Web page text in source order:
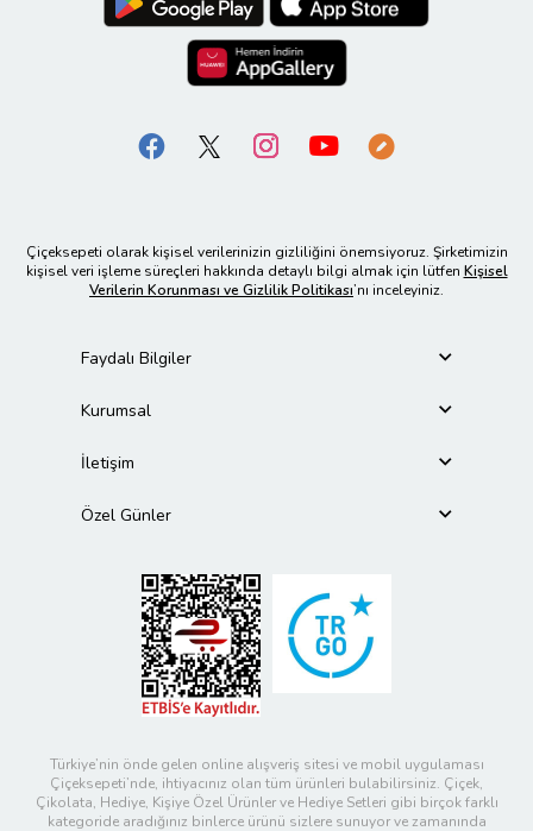
Çiçeksepeti olarak kişisel verilerinizin gizliliğini önemsiyoruz. Şirketimizin
kişisel veri işleme süreçleri hakkında detaylı bilgi almak için lütfen Kişisel
Verilerin Korunması ve Gizlilik Politikası’nı inceleyiniz.
Faydalı Bilgiler
Kurumsal
İletişim
Özel Günler
Türkiye’nin önde gelen online alışveriş sitesi ve mobil uygulaması
Çiçeksepeti’nde, ihtiyacınız olan tüm ürünleri bulabilirsiniz. Çiçek,
Çikolata, Hediye, Kişiye Özel Ürünler ve Hediye Setleri gibi birçok farklı
kategoride aradığınız binlerce ürünü sizlere sunuyor ve zamanında